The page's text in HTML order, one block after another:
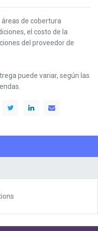
áreas de cobertura
el costo de la
del proveedor de
puede variar, según las